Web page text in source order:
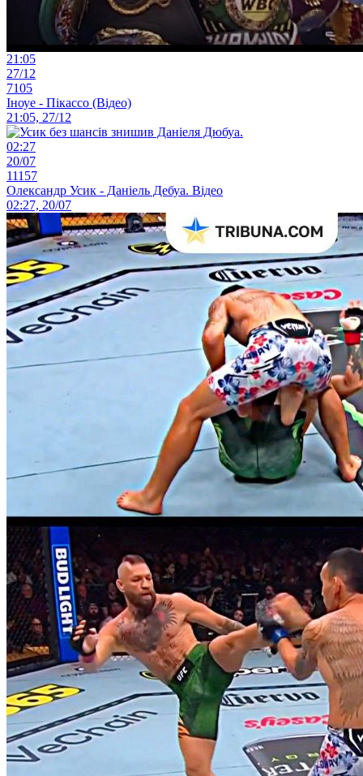
21:05
27/12
7105
Іноуе - Пікассо (Відео)
21:05, 27/12
02:27
20/07
11157
Олександр Усик - Даніель Дебуа. Відео
02:27, 20/07